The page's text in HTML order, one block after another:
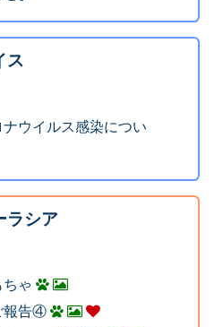
ス
ウイルス感染につい
ラシア
ゃ
報告④